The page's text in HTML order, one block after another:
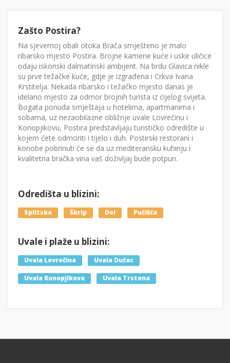
Zašto Postira?
Na sjevernoj obali otoka Brača smješteno je malo
ribarsko mjesto Postira. Brojne kamene kuće i uske uličice
odaju iskonski dalmatinski ambijent. Na brdu Glavica nikle
su prve težačke kuće, gdje je izgrađena i Crkva Ivana
Krstitelja. Nekada ribarsko i težačko mjesto danas je
idelano mjesto za odmor brojnih turista iz cijelog svijeta.
Bogata ponuda smještaja u hotelima, apartmanima i
sobama, uz nezaobilazne obližnje uvale Lovrečinu i
Konopjikovu, Postira predstavljaju turističko odredište u
kojem ćete odmoriti i tijelo i duh. Postirski restorani i
konobe pobrinuti će se da uz mediteransku kuhinju i
kvalitetna bračka vina vaš doživljaj bude potpun.
Odredišta u blizini:
Splitska Škrip Dol Pučišća
Uvale i plaže u blizini:
Uvala Lovrečina Uvala Dučac
Uvala Konopjikova Uvala Trstena